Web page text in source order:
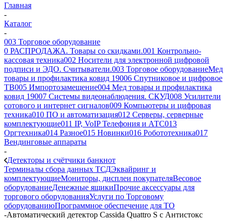
Главная
-
Каталог
-
003 Торговое оборудование
0 РАСПРОДАЖА. Товары со скидками.001 Контрольно-
кассовая техника002 Носители для электронной цифровой
подписи и ЭДО. Считыватели.003 Торговое оборудованиеМед
товары и профилактика ковид 19006 Спутниковое и цифровое
ТВ005 Импортозамещение004 Мед товары и профилактика
ковид 19007 Системы видеонаблюдения. СКУД008 Усилители
сотового и интернет сигналов009 Компьютеры и цифровая
техника010 ПО и автоматизация012 Серверы, серверные
комплектующие011 IP, VoIP Телефония и АТС013
Оргтехника014 Разное015 Новинки016 Робототехника017
Вендинговые аппараты
-
Детекторы и счётчики банкнот
Терминалы сбора данных ТСДЭквайринг и
комплектующиеМониторы, дисплеи покупателяВесовое
оборудованиеДенежные ящикиПрочие аксессуары для
торгового оборудованияУслуги по Торговому
оборудованиюПрограммное обеспечение для ТО
-Автоматический детектор Cassida Quattro S с Антистокс